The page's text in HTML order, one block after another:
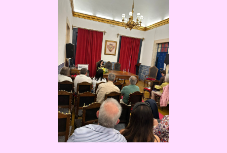
[SHOW PICTURE LIST]